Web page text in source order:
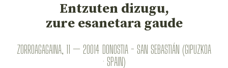
Entzuten dizugu,
zure esanetara gaude
ZORROAGAGAINA, 11 — 20014 DONOSTIA - SAN SEBASTIÁN (GIPUZKOA
· SPAIN)